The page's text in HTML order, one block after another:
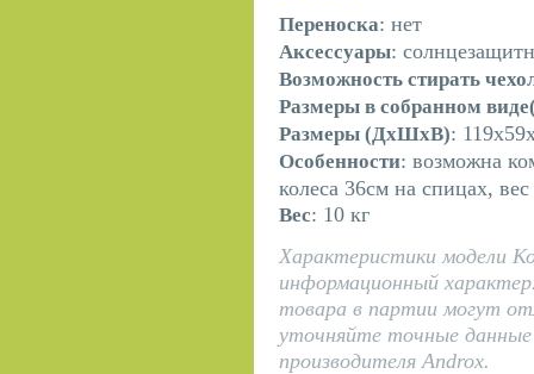
Переноска: нет
Аксессуары:
Возможность стирать
Размеры в собранном
Размеры (ДхШхВ):
Особенности: возможна
колеса 36см на спицах,
Вес: 10 кг
Характеристики модели
информационный
товара в партии могут
уточняйте точные данные
производителя Androx.